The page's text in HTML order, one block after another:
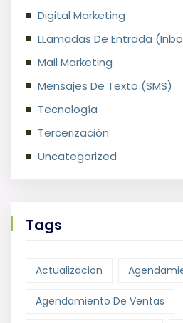
Digital Marketing
LLamadas De Entrada
Mail Marketing
Mensajes De Texto (SMS)
Tecnología
Tercerización
Uncategorized
Tags
Actualizacion
Agendamiento De Ventas